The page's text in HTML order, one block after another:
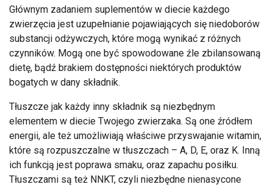
Głównym zadaniem suplementów w diecie każdego
zwierzęcia jest uzupełnianie pojawiających się niedoborów
substancji odżywczych, które mogą wynikać z różnych
czynników. Mogą one być spowodowane źle zbilansowaną
dietę, bądź brakiem dostępności niektórych produktów
bogatych w dany składnik.
Tłuszcze jak każdy inny składnik są niezbędnym
elementem w diecie Twojego zwierzaka. Są one źródłem
energii, ale też umożliwiają właściwe przyswajanie witamin,
które są rozpuszczalne w tłuszczach – A, D, E, oraz K. Inną
ich funkcją jest poprawa smaku, oraz zapachu posiłku.
Tłuszczami są też NNKT, czyli niezbędne nienasycone